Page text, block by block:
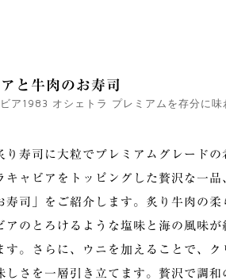
と牛肉のお寿司
ア1983 オシェトラ プレミアムを存分に味
り寿司に大粒でプレミアムグレードの
キャビアをトッピングした贅沢な一品
寿司」をご紹介します。炙り牛肉の
アのとろけるような塩味と海の風味
す。さらに、ウニを加えることで、
しさを一層引き立てます。贅沢で調和